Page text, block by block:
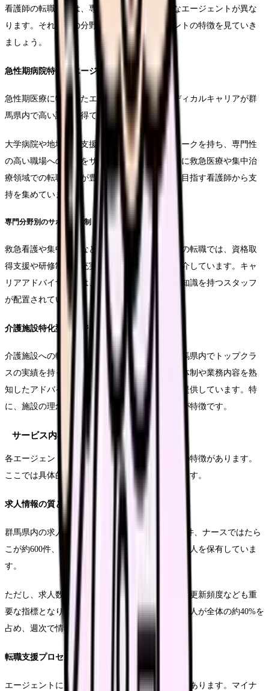
看護師の転職支援は、専門領域によって最適なエージェントが異な
ります。それぞれの分野に特化したエージェントの特徴を見ていき
ましょう。
急性期病院特化型エージェント
急性期医療に特化したエージェントでは、メディカルキャリアが群
馬県内で高い評価を得ています。
大学病院や地域医療支援病院との強いネットワークを持ち、専門性
の高い職場への転職をサポートしています。特に救急医療や集中治
療領域での転職実績が豊富で、スキルアップを目指す看護師から支
持を集めています。
専門分野別のサポート体制
救急看護や集中治療など、専門性の高い分野への転職では、資格取
得支援や研修制度の充実した職場を重点的に紹介しています。キャ
リアアドバイザーには、それぞれの専門分野の知識を持つスタッフ
が配置されています。
介護施設特化型エージェント
介護施設への転職支援では、ナースパワーが群馬県内でトップクラ
スの実績を持っています。介護施設特有の勤務体制や業務内容を熟
知したアドバイザーが、きめ細かなサポートを提供しています。特
に、施設の理念や方針まで踏み込んだ情報提供が特徴です。
サービス内容の詳細比較
各エージェントのサービス内容には、それぞれの特徴があります。
ここでは具体的なサービス内容を比較していきます。
求人情報の質と量
群馬県内の求人数では、マイナビ看護師が約800件、ナースではたら
こが約600件、メディカルキャリアが約400件の求人を保有していま
す。
ただし、求人数だけでなく、非公開求人の割合や更新頻度なども重
要な指標となります。マイナビ看護師は非公開求人が全体の約40%を
占め、週次で情報更新を行っています。
転職支援プロセスの特徴
エージェントによって、支援プロセスには違いがあります。マイナ